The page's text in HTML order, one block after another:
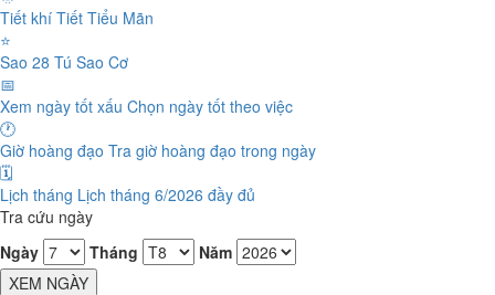
Tiết khí Tiết Tiểu Mãn
⭐
Sao 28 Tú Sao Cơ
📅
Xem ngày tốt xấu Chọn ngày tốt theo việc
🕐
Giờ hoàng đạo Tra giờ hoàng đạo trong ngày
🗓️
Lịch tháng Lịch tháng 6/2026 đầy đủ
Tra cứu ngày
Ngày
Tháng
Năm
XEM NGÀY